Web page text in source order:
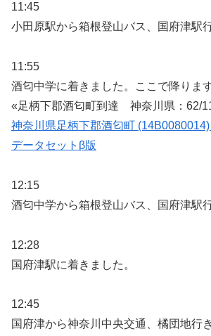
11:45
小田原駅から箱根登山バス、国府津駅
11:55
酒匂中学に着きました。ここで降ります
«足柄下郡酒匂町到達 神奈川県：62/
神奈川県足柄下郡酒匂町
データセットβ版
12:15
酒匂中学から箱根登山バス、国府津駅
12:28
国府津駅に着きました。
12:45
国府津から神奈川中央交通、橘団地行